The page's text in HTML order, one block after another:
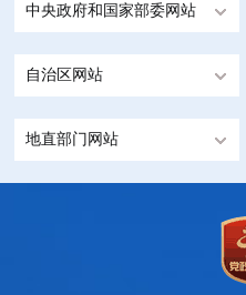
中央政府和国家部委网站
自治区网站
地直部门网站